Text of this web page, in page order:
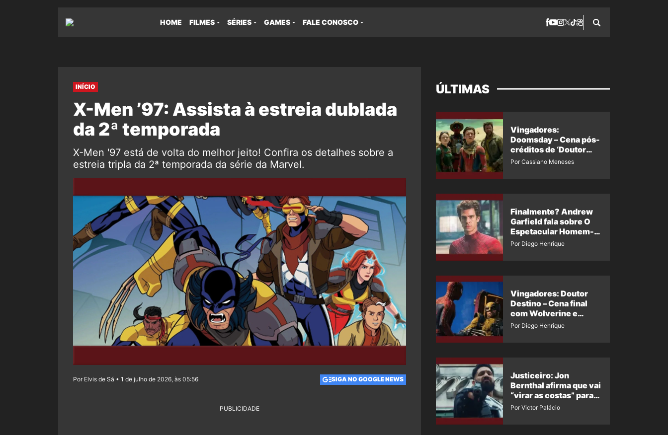
HOME FILMES SÉRIES GAMES FALE CONOSCO
INÍCIO
X-Men ’97: Assista à estreia dublada
da 2ª temporada
X-Men '97 está de volta do melhor jeito! Confira os detalhes sobre a
estreia tripla da 2ª temporada da série da Marvel.
Por Elvis de Sá • 1 de julho de 2026, às 05:56 SIGA NO GOOGLE NEWS
PUBLICIDADE
ÚLTIMAS
Vingadores:
Doomsday – Cena pós-
créditos de ‘Doutor
Destino’ é revelada
Por Cassiano Meneses
Finalmente? Andrew
Garfield fala sobre O
Espetacular Homem-
Aranha 3
Por Diego Henrique
Vingadores: Doutor
Destino – Cena final
com Wolverine e
Homem-Aranha de
Por Diego Henrique
Justiceiro: Jon
Bernthal afirma que vai
“virar as costas” para
os fãs
Por Victor Palácio